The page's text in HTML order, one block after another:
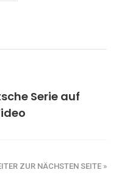
Serie auf
ZUR NÄCHSTEN SEITE »